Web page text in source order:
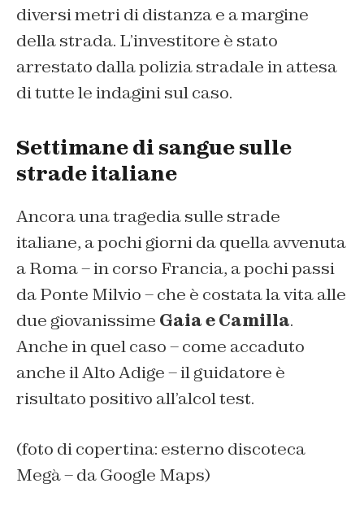
diversi metri di distanza e a margine
della strada. L’investitore è stato
arrestato dalla polizia stradale in attesa
di tutte le indagini sul caso.
Settimane di sangue sulle
strade italiane
Ancora una tragedia sulle strade
italiane, a pochi giorni da quella avvenuta
a Roma – in corso Francia, a pochi passi
da Ponte Milvio – che è costata la vita alle
due giovanissime Gaia e Camilla.
Anche in quel caso – come accaduto
anche il Alto Adige – il guidatore è
risultato positivo all’alcol test.
(foto di copertina: esterno discoteca
Megà – da Google Maps)